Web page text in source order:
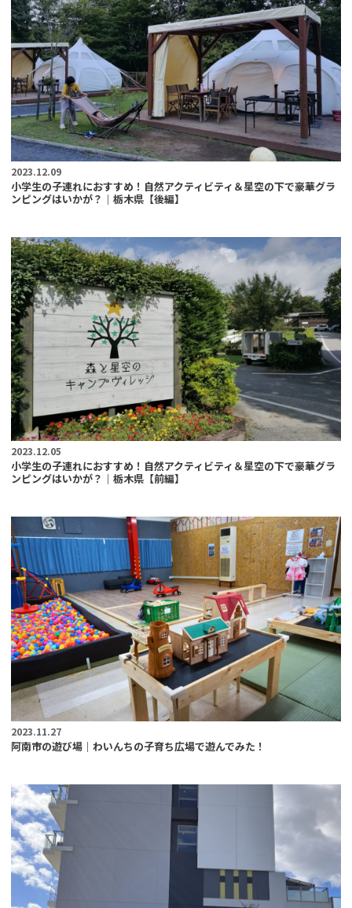
2023.12.09
小学生の子連れにおすすめ！自然アクティビティ＆星空の下で豪華グラ
ンピングはいかが？｜栃木県【後編】
2023.12.05
小学生の子連れにおすすめ！自然アクティビティ＆星空の下で豪華グラ
ンピングはいかが？｜栃木県【前編】
2023.11.27
阿南市の遊び場｜わいんちの子育ち広場で遊んでみた！